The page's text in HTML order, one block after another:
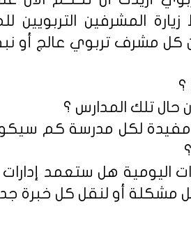
المشرفين التربويين
الواحد تقريباً (32) زيارة، فلو أن كل مشرف تربوي
؟
حال تلك المدارس ؟
مفيدة لكل مدرسة كم
اليومية هل ستعمد إدارات
مشكلة أو لنقل كل خبرة